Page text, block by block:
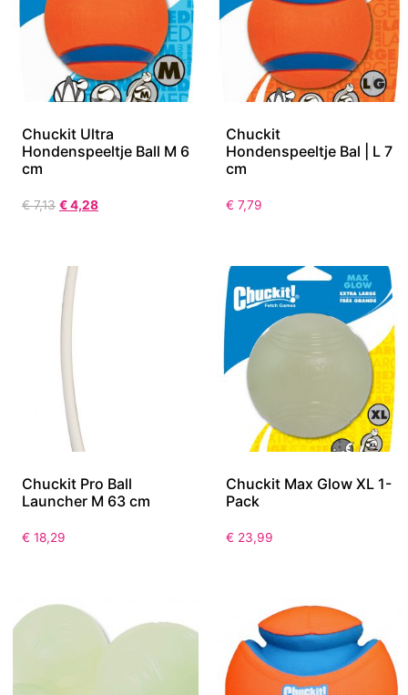
Chuckit Ultra
Hondenspeeltje Ball M 6
cm
€7,13 €4,28
Chuckit
Hondenspeeltje Bal | L 7
cm
€ 7,79
Chuckit Pro Ball
Launcher M 63 cm
€ 18,29
Chuckit Max Glow XL 1-
Pack
€ 23,99